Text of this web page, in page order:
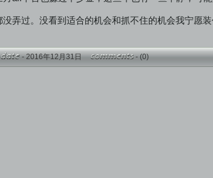
弄过。没看到适合的机会和抓不住的机会我宁愿装
- 2016年12月31日 -(0)